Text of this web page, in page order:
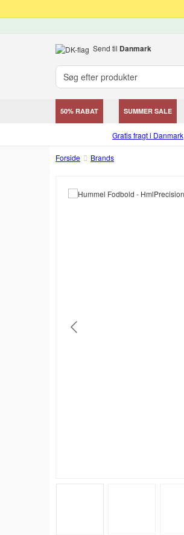
Send til Danmark
50% RABAT SUMMER SALE
Gratis fragt i Danmark
Forside Brands